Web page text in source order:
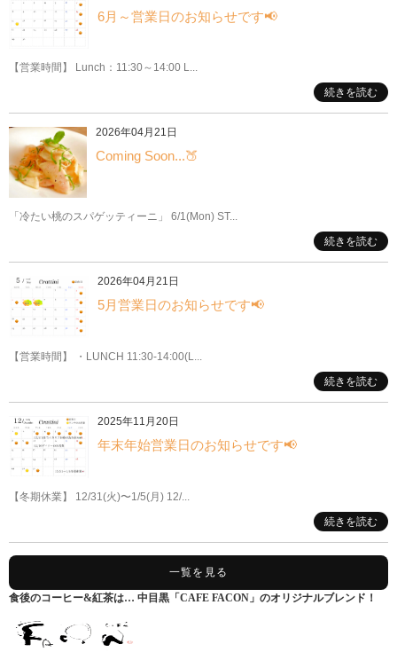
6月～営業日のお知らせです📢
【営業時間】 Lunch：11:30～14:00 L...
続きを読む
2026年04月21日
Coming Soon...🍑
「冷たい桃のスパゲッティーニ」 6/1(Mon) ST...
続きを読む
2026年04月21日
5月営業日のお知らせです📢
【営業時間】 ・LUNCH 11:30-14:00(L...
続きを読む
2025年11月20日
年末年始営業日のお知らせです📢
【冬期休業】 12/31(火)〜1/5(月) 12/...
続きを読む
一覧を見る
食後のコーヒー&紅茶は… 中目黒「CAFE FACON」のオリジナルブレンド！